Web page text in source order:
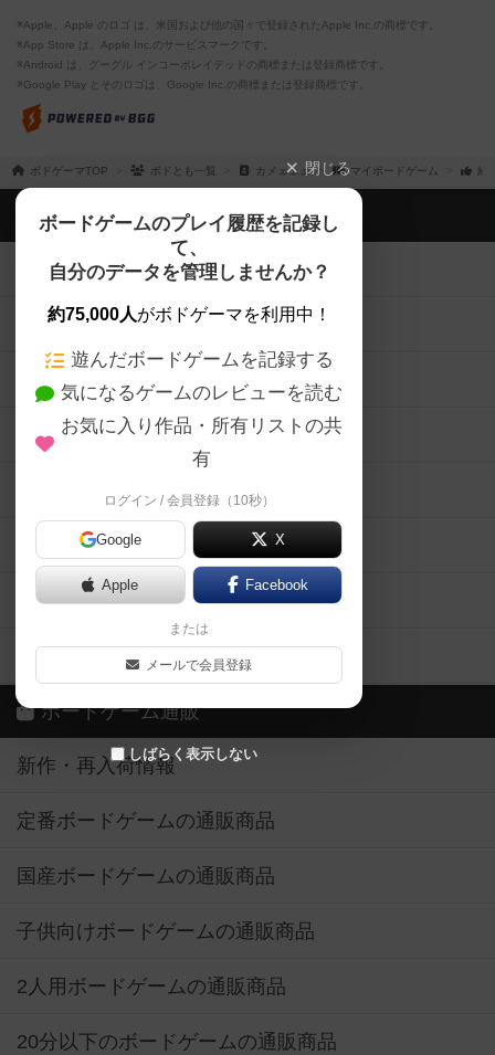
※Apple、Apple のロゴ は、米国および他の国々で登録されたApple Inc.の商標です。
※App Store は、Apple Inc.のサービスマークです。
※Android は、グーグル インコーポレイテッドの商標または登録商標です。
※Google Play とそのロゴは、Google Inc.の商標または登録商標です。
ボドゲーマTOP ボドとも一覧 カメェェェ マイボードゲーム 経
閉じる
ボードゲームのプレイ履歴を記録し
て、
自分のデータを管理しませんか？
約75,000人がボドゲーマを利用中！
遊んだボードゲームを記録する
気になるゲームのレビューを読む
お気に入り作品・所有リストの共
有
ログイン / 会員登録（10秒）
Google X
Apple Facebook
または
メールで会員登録
しばらく表示しない
ボドゲーマTOP
ボードゲームを検索する
ボードゲームの新着レビュー
ボードゲーム会情報
メカニクス特集
掲示板・トピックス
ボドとも・会員一覧
ボードゲーム業界コラム
ボドゲーマご利用案内
ボードゲーム通販
新作・再入荷情報
定番ボードゲームの通販商品
国産ボードゲームの通販商品
子供向けボードゲームの通販商品
2人用ボードゲームの通販商品
20分以下のボードゲームの通販商品